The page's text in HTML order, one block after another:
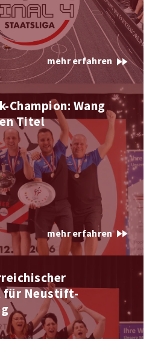
mehr erfahren fast_forward
Champion: Wang
Titel
mehr erfahrenfast_forward
Neustift-